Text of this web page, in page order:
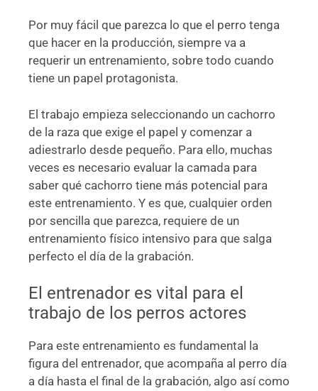
Por muy fácil que parezca lo que el perro tenga
que hacer en la producción, siempre va a
requerir un entrenamiento, sobre todo cuando
tiene un papel protagonista.
El trabajo empieza seleccionando un cachorro
de la raza que exige el papel y comenzar a
adiestrarlo desde pequeño. Para ello, muchas
veces es necesario evaluar la camada para
saber qué cachorro tiene más potencial para
este entrenamiento. Y es que, cualquier orden
por sencilla que parezca, requiere de un
entrenamiento físico intensivo para que salga
perfecto el día de la grabación.
El entrenador es vital para el
trabajo de los perros actores
Para este entrenamiento es fundamental la
figura del entrenador, que acompaña al perro día
a día hasta el final de la grabación, algo así como